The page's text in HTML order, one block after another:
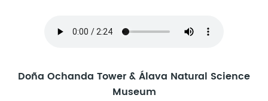
Doña Ochanda Tower & Álava Natural Science
Museum